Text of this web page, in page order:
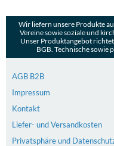
Wir liefern unsere Produkte
Vereine sowie soziale und
Unser Produktangebot
BGB. Technische sowie
AGB B2B
Impressum
Kontakt
Liefer- und Versandkosten
Privatsphäre und